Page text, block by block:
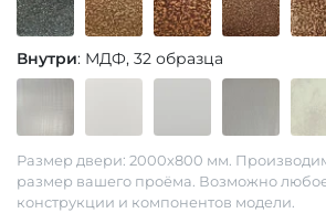
Внутри: МДФ, 32 образца
Размер двери: 2000х800 мм.
размер вашего проёма. Возможно
конструкции и компонентов модели.